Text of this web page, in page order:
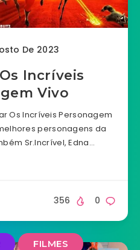
De 2023
Incríveis
Vivo
Os Incríveis Personagem
personagens da
Sr.Incrível, Edna…
0
356
FILMES